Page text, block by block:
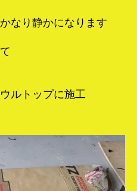
なり静かになります
ルトップに施工